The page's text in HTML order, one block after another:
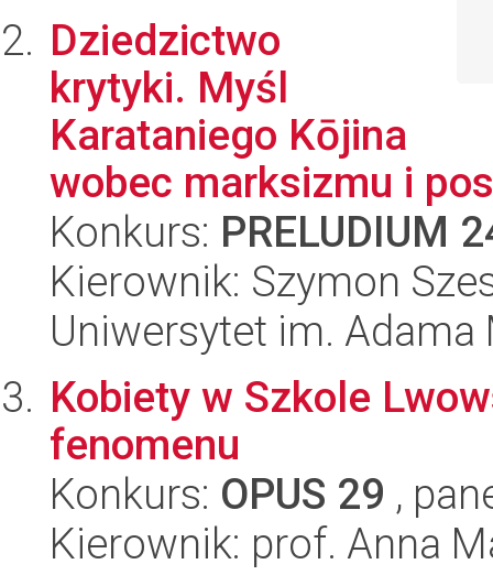
Dziedzictwo
krytyki. Myśl
Karataniego Kōjina
wobec marksizmu i
Konkurs: PRELUDIUM
Kierownik: Szymon
Uniwersytet im.
Kobiety w Szkole
fenomenu
Konkurs: OPUS 29 ,
Kierownik: prof. Anna